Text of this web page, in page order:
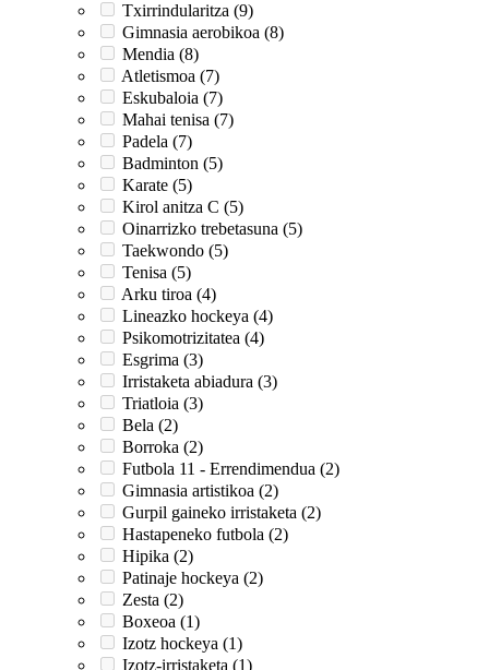
Txirrindularitza (9)
Gimnasia aerobikoa (8)
Mendia (8)
Atletismoa (7)
Eskubaloia (7)
Mahai tenisa (7)
Padela (7)
Badminton (5)
Karate (5)
Kirol anitza C (5)
Oinarrizko trebetasuna (5)
Taekwondo (5)
Tenisa (5)
Arku tiroa (4)
Lineazko hockeya (4)
Psikomotrizitatea (4)
Esgrima (3)
Irristaketa abiadura (3)
Triatloia (3)
Bela (2)
Borroka (2)
Futbola 11 - Errendimendua (2)
Gimnasia artistikoa (2)
Gurpil gaineko irristaketa (2)
Hastapeneko futbola (2)
Hipika (2)
Patinaje hockeya (2)
Zesta (2)
Boxeoa (1)
Izotz hockeya (1)
Izotz-irristaketa (1)